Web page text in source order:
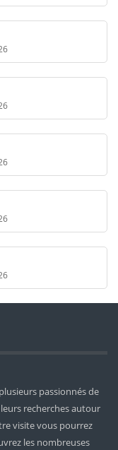
passionnés de
recherches autour
visite vous pourrez
les nombreuses